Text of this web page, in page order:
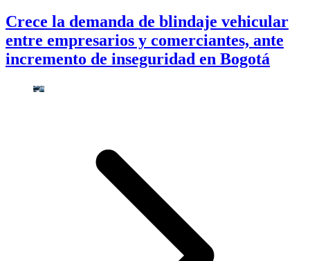
Crece la demanda de blindaje vehicular
entre empresarios y comerciantes, ante
incremento de inseguridad en Bogotá